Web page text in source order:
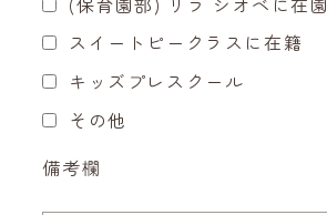
スイートピークラスに在籍
キッズプレスクール
その他
備考欄